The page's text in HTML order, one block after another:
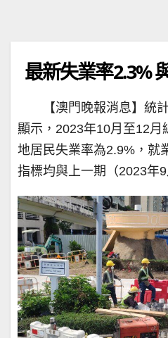
最新失業率2.3%
【澳門晚報消息】統
顯示，2023年10月至12
地居民失業率為2.9%，就
指標均與上一期（2023年